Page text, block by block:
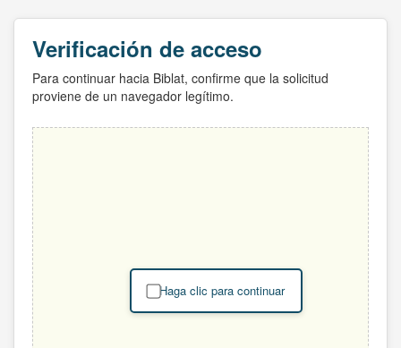
Verificación de acceso
Para continuar hacia Biblat, confirme que la solicitud
proviene de un navegador legítimo.
Haga clic para continuar